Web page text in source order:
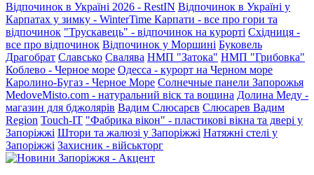
Відпочинок в Україні 2026 - RestIN Відпочинок в Україні у
Карпатах у зимку - WinterTime Карпати - все про гори та
відпочинок "Трускавець" - відпочинок на курорті Східниця -
все про відпочинок Відпочинок у Моршині Буковель
Драгобрат Славсько Свалява НМП "Затока" НМП "Грибовка"
Коблево - Черное море Одесса - курорт на Черном море
Каролино-Бугаз - Черное Море Солнечные панели Запорожья
MedoveMisto.com - натуральний віск та вощина Долина Меду -
магазин для бджолярів Вадим Слюсарєв Слюсарев Вадим
Region Touch-IT "Фабрика вікон" - пластикові вікна та двері у
Запоріжжі Штори та жалюзі у Запоріжжі Натяжні стелі у
Запоріжжі Захисник - військторг